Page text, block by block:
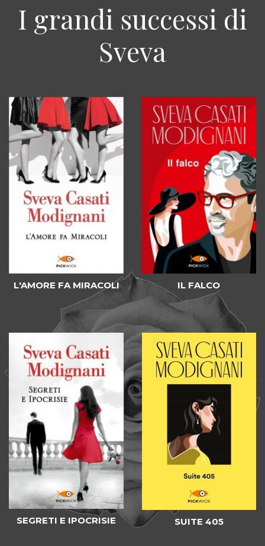
I grandi successi di
Sveva
L'AMORE FA MIRACOLI IL FALCO
SEGRETI E IPOCRISIE SUITE 405